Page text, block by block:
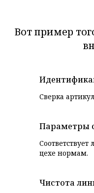
Вот пример
Сверка
Параметры
цехе нормам.
Чистота